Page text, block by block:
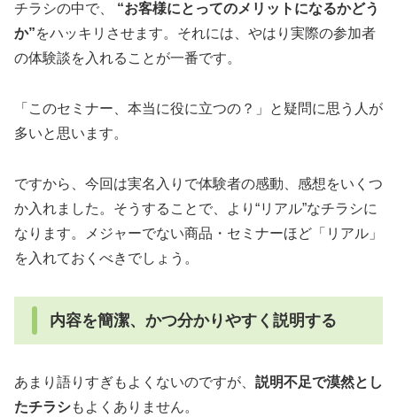
チラシの中で、 “お客様にとってのメリットになるかどう
か”をハッキリさせます。それには、やはり実際の参加者
の体験談を入れることが一番です。
「このセミナー、本当に役に立つの？」と疑問に思う人が
多いと思います。
ですから、今回は実名入りで体験者の感動、感想をいくつ
か入れました。そうすることで、より“リアル”なチラシに
なります。メジャーでない商品・セミナーほど「リアル」
を入れておくべきでしょう。
内容を簡潔、かつ分かりやすく説明する
あまり語りすぎもよくないのですが、 説明不足で漠然とし
たチラシもよくありません。